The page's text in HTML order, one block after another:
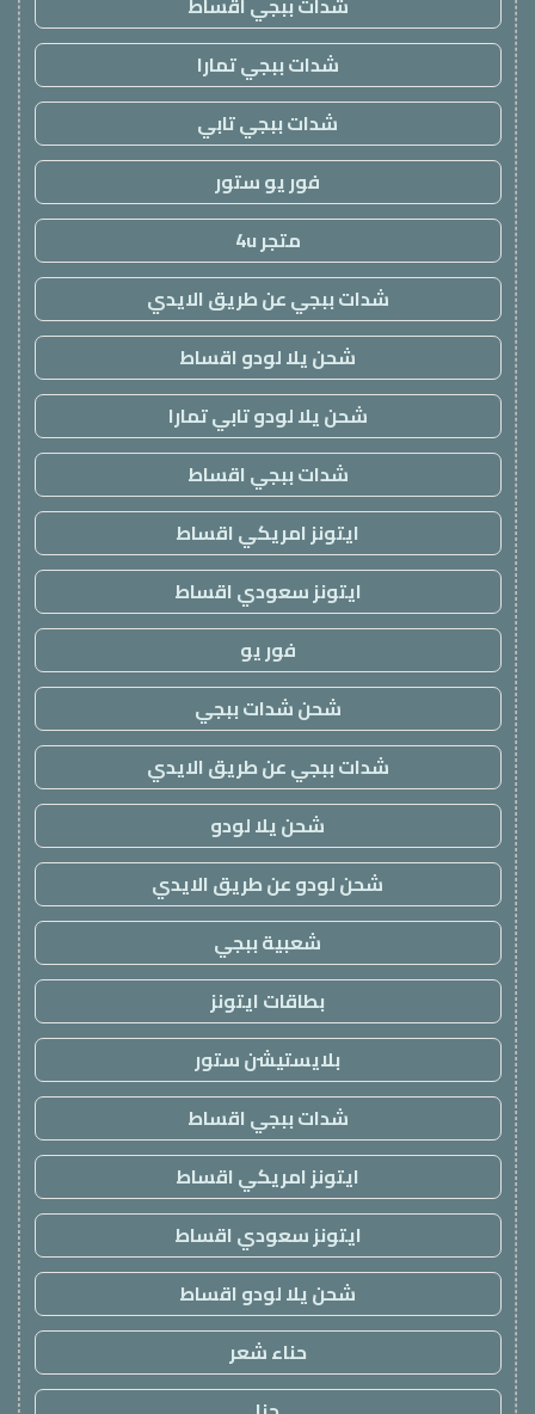
شدات ببجي تمارا
شدات ببجي تابي
فور يو ستور
متجر 4u
شدات ببجي عن طريق الايدي
شحن يلا لودو اقساط
شحن يلا لودو تابي تمارا
شدات ببجي اقساط
ايتونز امريكي اقساط
ايتونز سعودي اقساط
فور يو
شحن شدات ببجي
شدات ببجي عن طريق الايدي
شحن يلا لودو
شحن لودو عن طريق الايدي
شعبية ببجي
بطاقات ايتونز
بلايستيشن ستور
شدات ببجي اقساط
ايتونز امريكي اقساط
ايتونز سعودي اقساط
شحن يلا لودو اقساط
حناء شعر